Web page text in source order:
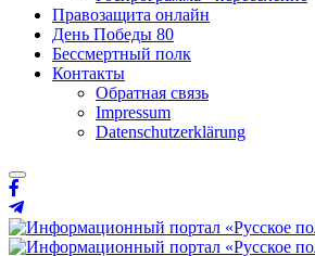
Правозащита онлайн
День Победы 80
Бессмертный полк
Контакты
Обратная связь
Impressum
Datenschutzerklärung